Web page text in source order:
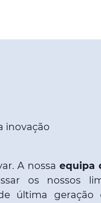
inovação
A nossaequipa
os nossos
última geração